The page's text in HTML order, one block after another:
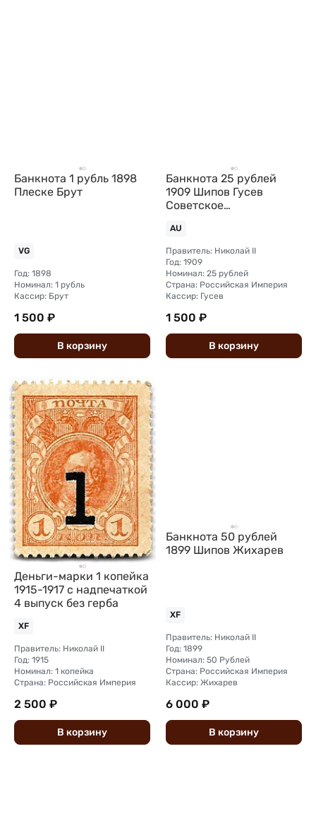
Банкнота 1 рубль 1898
Плеске Брут
VG
Год: 1898
Номинал: 1 рубль
Кассир: Брут
1 500 ₽
В корзину
Банкнота 25 рублей
1909 Шипов Гусев
Советское
AU
Правитель: Николай II
Год: 1909
Номинал: 25 рублей
Страна: Российская Империя
Кассир: Гусев
1 500 ₽
В корзину
Деньги-марки 1 копейка
1915-1917 с надпечаткой
4 выпуск без герба
XF
Правитель: Николай II
Год: 1915
Номинал: 1 копейка
Страна: Российская Империя
2 500 ₽
В корзину
Банкнота 50 рублей
1899 Шипов Жихарев
XF
Правитель: Николай II
Год: 1899
Номинал: 50 Рублей
Страна: Российская Империя
Кассир: Жихарев
6 000 ₽
В корзину